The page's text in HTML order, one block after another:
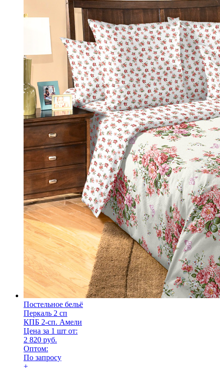
Постельное бельё
Перкаль 2 сп
КПБ 2-сп. Амели
Цена за 1 шт от:
2 820 руб.
Оптом:
По запросу
+